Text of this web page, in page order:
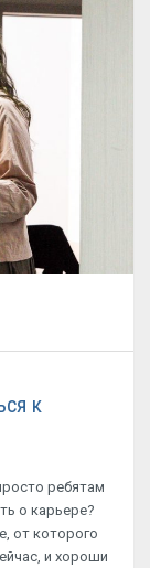
к
ребятам
о карьере?
от которого
и хороши